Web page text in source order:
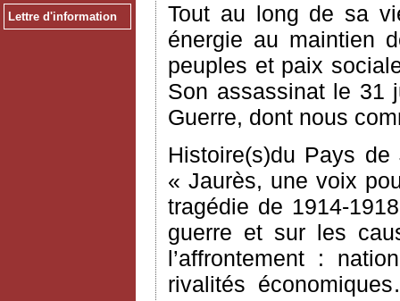
Lettre d'information
Tout au long de sa
énergie au maintien
peuples et paix
Son assassinat le 31
Guerre, dont nous
Histoire(s)du Pays
« Jaurès, une voix
tragédie de 1914-
guerre et sur les
l’affrontement :
rivalités